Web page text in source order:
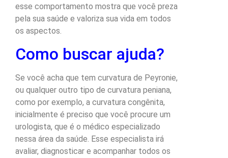
esse comportamento mostra que você preza
pela sua saúde e valoriza sua vida em todos
os aspectos.
Como buscar ajuda?
Se você acha que tem curvatura de Peyronie,
ou qualquer outro tipo de curvatura peniana,
como por exemplo, a curvatura congênita,
inicialmente é preciso que você procure um
urologista, que é o médico especializado
nessa área da saúde. Esse especialista irá
avaliar, diagnosticar e acompanhar todos os